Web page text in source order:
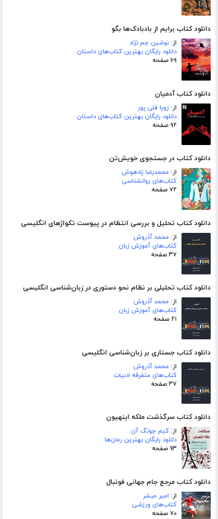
دانلود کتاب برایم از بادبادک‌ها بگو
از: نوشین جم نژاد
دانلود رایگان بهترین کتاب‌های داستان
۶۹ صفحه
دانلود کتاب آدمیان
از: زویا قلی پور
دانلود رایگان بهترین کتاب‌های داستان
۹۲ صفحه
دانلود کتاب در جستجوی خویش‌تن
از: محمدرضا زادهوش
کتاب‌های روانشناسی
۷۲ صفحه
دانلود کتاب تحلیل و بررسی انتظام در پیوست تکواژهای انگلیسی
از: محمد آذروش
کتاب‌های آموزش زبان
۳۷ صفحه
دانلود کتاب تحلیلی بر نظام نحو دستوری در زبان‌شناسی انگلیسی
از: محمد آذروش
کتاب‌های آموزش زبان
۲۱ صفحه
دانلود کتاب جستاری بر زبان‌شناسی انگلیسی
از: محمد آذروش
کتاب‌های متفرقه ادبیات
۳۷ صفحه
دانلود کتاب سرگذشت ملکه اینهیون
از: کیم جونگ آن
دانلود رایگان بهترین رمان‌ها
۹۳ صفحه
دانلود کتاب مرجع جام جهانی فوتبال
از: امیر مبشر
کتاب‌های ورزشی
۷۰ صفحه